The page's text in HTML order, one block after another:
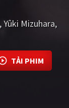
Yûki Mizuhara
TẢI PHIM